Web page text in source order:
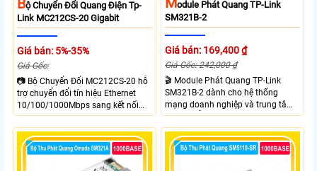
Ộ Chuyển Đổi Quang Điện Tp-
Link MC212CS-20 Gigabit
Giá bán: 5%-35%
Giá Gốc:
📷 Bộ Chuyển Đổi MC212CS-20 hỗ
trợ chuyển đổi tín hiệu Ethernet
10/100/1000Mbps sang kết nối
cáp quang Gigabit Single Mode SC
WDM hai chiều. Trang bị 1 cổng
RJ45 Gigabit Auto MDI/MDIX và 1
cổng SC Gigabit truyền dữ liệu hai
chiều đồng thời với khoảng cách
Odule Phát Quang TP-Link
SM321B-2
Giá bán: 169,400 ₫
Giá Gốc: 242,000 ₫
🎬 Module Phát Quang TP-Link
SM321B-2 dành cho hệ thống
mạng doanh nghiệp và trung tâm
dữ liệu hỗ trợ tốc độ truyền tải
1.25Gbps, truyền xa đến 2km trên
cáp quang Single-Mode